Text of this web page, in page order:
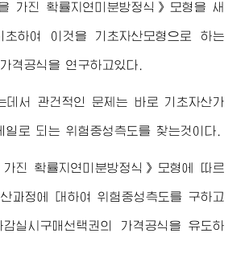
가진 확률지연미분방정식》모형을 새
하여 이것을 기초자산모형으로 하는
격공식을 연구하고있다.
데서 관건적인 문제는 바로 기초자산가
일로 되는 위험중성측도를 찾는것이다.
진 확률지연미분방정식》모형에 따르
과정에 대하여 위험중성측도를 구하고
실시구매선택권의 가격공식을 유도하